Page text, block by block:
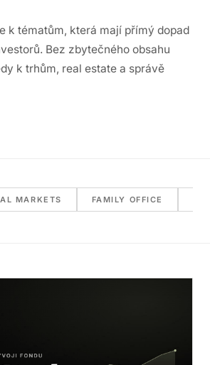
k tématům, která mají přímý dopad
Bez zbytečného obsahu
k trhům, real estate a správě
MARKETS FAMILY OFFICE